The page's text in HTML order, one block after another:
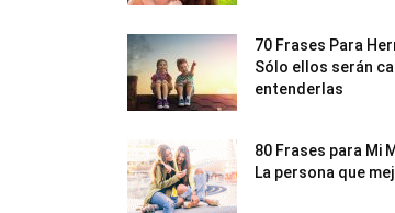
70 Frases Para
Sólo ellos serán
entenderlas
80 Frases para Mi
La persona que